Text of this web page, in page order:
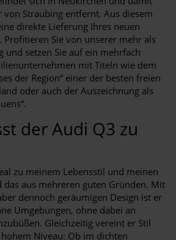
Straubing entfernt. Aus diesem
direkte Lieferung Ihres neuen
Profitieren Sie von unserer mehr als
und setzen Sie auf ein mehrfach
mit Titeln wie dem
der Region“ einer der besten freien
oder auch der Auszeichnung als
der Audi Q3 zu
zu meinem Lebensstil und meinen
aus mehreren guten Gründen. Mit
dennoch geräumigen Design ist er
Umgebungen, ohne dabei an
Gleichzeitig vereint er Stil
Niveau: Ob im dichten